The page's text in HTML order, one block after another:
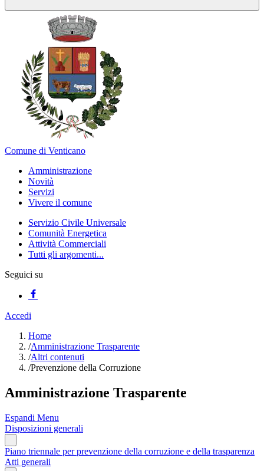
Comune di Venticano
Amministrazione
Novità
Servizi
Vivere il comune
Servizio Civile Universale
Comunità Energetica
Attività Commerciali
Tutti gli argomenti...
Seguici su
Accedi
Home
/Amministrazione Trasparente
/Altri contenuti
/Prevenzione della Corruzione
Amministrazione Trasparente
Espandi Menu
Disposizioni generali
Piano triennale per prevenzione della corruzione e della trasparenza
Atti generali